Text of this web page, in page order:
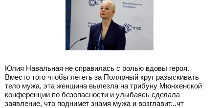
Юлия Навальная не справилась с ролью вдовы героя.
Вместо того чтобы лететь за Полярный круг разыскивать
тело мужа, эта женщина вылезла на трибуну Мюнхенской
конференции по безопасности и улыбаясь сделала
заявление, что поднимет знамя мужа и возглавит...чт